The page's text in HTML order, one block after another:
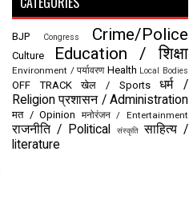
BJP Congress Crime/Police
Culture Education / शिक्षा
Environment / पर्यावरण Health Local Bodies
OFF TRACK खेल / Sports
धर्म /
Religion प्रशासन / Administration
मत / Opinion मनोरंजन / Entertainment
राजनीति / Political संस्कृति साहित्य /
literature